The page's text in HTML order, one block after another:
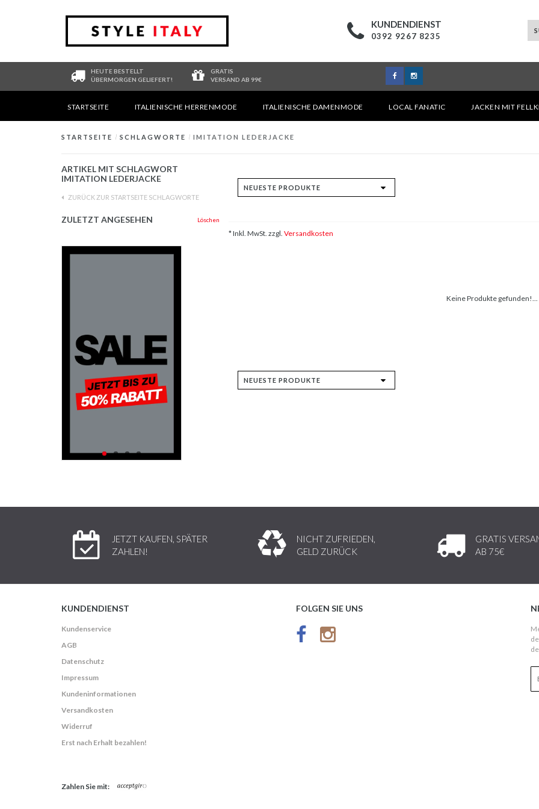
KUNDENDIENST
0392 9267 8235
HEUTE BESTELLT
ÜBERMORGEN GELIEFERT!
GRATIS
VERSAND AB 99€
STARTSEITE ITALIENISCHE HERRENMODE ITALIENISCHE DAMENMODE LOCAL FANATIC JACKEN MIT
STARTSEITE / SCHLAGWORTE / IMITATION LEDERJACKE
ARTIKEL MIT SCHLAGWORT
IMITATION LEDERJACKE
ZURÜCK ZUR STARTSEITE SCHLAGWORTE
ZULETZT ANGESEHEN Löschen
* Inkl. MwSt. zzgl. Versandkosten
Keine Produkte gefunden!...
JETZT KAUFEN, SPÄTER
ZAHLEN!
NICHT ZUFRIEDEN,
GELD ZURÜCK
GRATIS
AB 75€
KUNDENDIENST
Kundenservice
AGB
Datenschutz
Impressum
Kundeninformationen
Versandkosten
Widerruf
Erst nach Erhalt bezahlen!
FOLGEN SIE UNS
Zahlen Sie mit: